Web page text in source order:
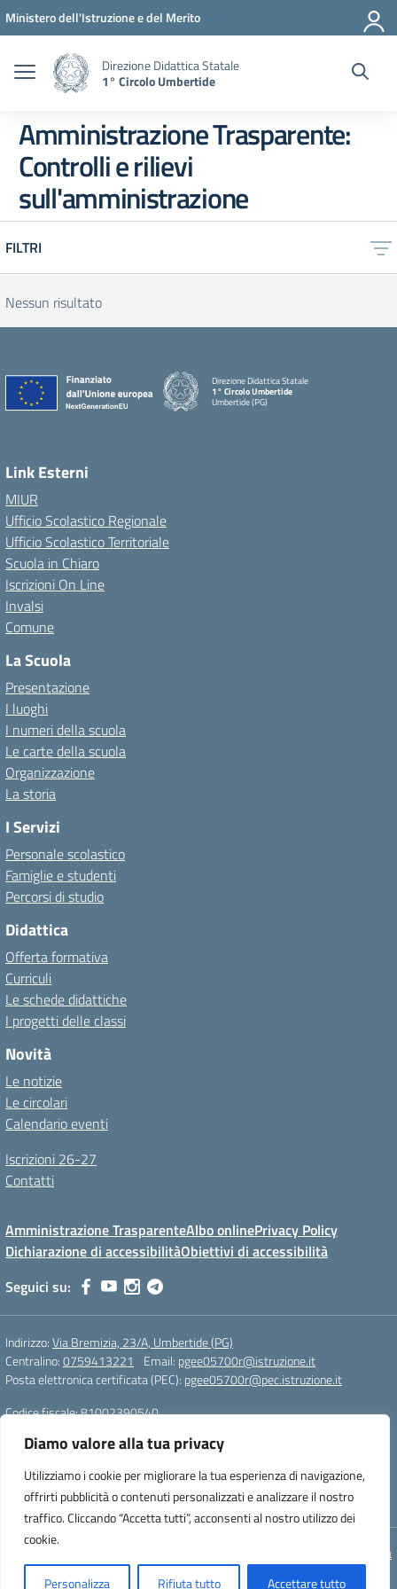
Diamo valore alla tua privacy
Utilizziamo i cookie per migliorare la tua esperienza di navigazione,
offrirti pubblicità o contenuti personalizzati e analizzare il nostro
traffico. Cliccando “Accetta tutti”, acconsenti al nostro utilizzo dei
cookie.
Personalizza Rifiuta tutto Accettare tutto
Vai ai contenuti
Vai al menu di navigazione
Vai al footer
Ministero dell'Istruzione e del Merito
Direzione Didattica Statale
1° Circolo Umbertide
Amministrazione Trasparente:
Controlli e rilievi
sull'amministrazione
FILTRI
Nessun risultato
Direzione Didattica Statale
1° Circolo Umbertide
Umbertide (PG)
Link Esterni
MIUR
Ufficio Scolastico Regionale
Ufficio Scolastico Territoriale
Scuola in Chiaro
Iscrizioni On Line
Invalsi
Comune
La Scuola
Presentazione
I luoghi
I numeri della scuola
Le carte della scuola
Organizzazione
La storia
I Servizi
Personale scolastico
Famiglie e studenti
Percorsi di studio
Didattica
Offerta formativa
Curriculi
Le schede didattiche
I progetti delle classi
Novità
Le notizie
Le circolari
Calendario eventi
Iscrizioni 26-27
Contatti
Amministrazione TrasparenteAlbo onlinePrivacy Policy
Dichiarazione di accessibilitàObiettivi di accessibilità
Seguici su:
Indirizzo:Via Bremizia, 23/A, Umbertide (PG)
Centralino:0759413221 Email: pgee05700r@istruzione.it
Posta elettronica certificata (PEC): pgee05700r@pec.istruzione.it
Codice fiscale: 81002390540
Codice Indice delle Pubbliche Amministrazioni (IPA): istsc_pgee05700r
Codice unico di fatturazione (CUF): UF893J
Sito realizzato da Oxfirm s.r.l.
Concept & Design by Designers Italia